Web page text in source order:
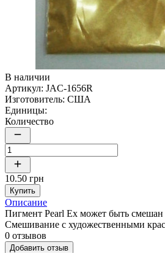
В наличии
Артикул: JAC-1656R
Изготовитель: США
Единицы:
Количество
10.50 грн
Купить
Описание
Пигмент Pearl Ex может быть
Смешивание с художественными
0 отзывов
Добавить отзыв